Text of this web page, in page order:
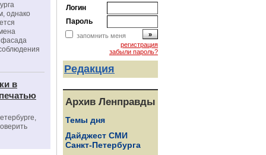
однако
фасада
в
Логин
Пароль
запомнить меня
регистрация
забыли пароль?
Редакция
Архив Ленправды
Темы дня
Дайджест СМИ
Санкт-Петербурга